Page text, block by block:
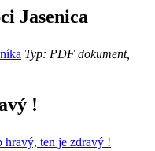
Jasenica
Typ: PDF dokument,
!
hravý, ten je zdravý !